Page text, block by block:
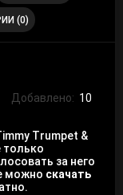
(0)
Добавлено: 10
Trumpet &
только
за него
можно скачать